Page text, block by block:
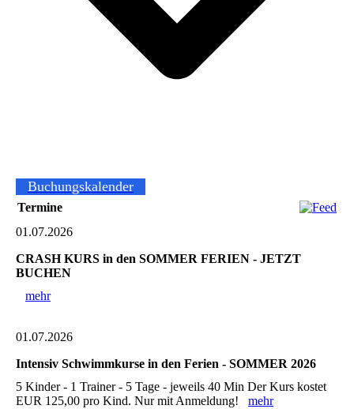
Buchungskalender
Termine
01.07.2026
CRASH KURS in den SOMMER FERIEN - JETZT
BUCHEN
mehr
01.07.2026
Intensiv Schwimmkurse in den Ferien - SOMMER 2026
5 Kinder - 1 Trainer - 5 Tage - jeweils 40 Min Der Kurs kostet
EUR 125,00 pro Kind. Nur mit Anmeldung! mehr